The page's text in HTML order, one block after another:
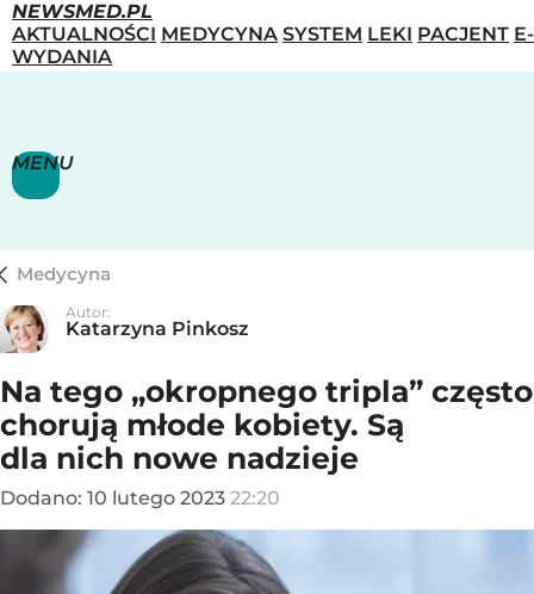
NEWSMED.PL
AKTUALNOŚCI MEDYCYNA SYSTEM LEKI PACJENT E-
WYDANIA
MENU
Medycyna
Autor:
Katarzyna Pinkosz
Na tego „okropnego tripla” często
chorują młode kobiety. Są
dla nich nowe nadzieje
Dodano: 10 lutego 2023 22:20